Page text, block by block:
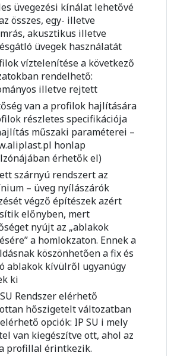
üvegezési kínálat lehetővé
összes, egy- illetve
akusztikus illetve
üvegek használatát
víztelenítése a következő
rendelhető:
illetve rejtett
van a profilok hajlítására
részletes specifikációja
műszaki paraméterei –
honlap
érhetők el)
szárnyú rendszert az
– üveg nyílászárók
végző építészek azért
előnyben, mert
nyújt az „ablakok
a homlokzaton. Ennek a
köszönhetően a fix és
ablakok kívülről ugyanúgy
ki
Rendszer elérhető
hőszigetelt változatban
opciók: IP SU i mely
van kiegészítve ott, ahol az
profillal érintkezik.